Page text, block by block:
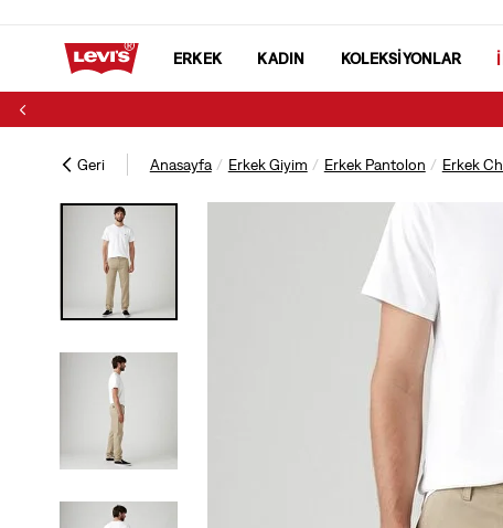
ERKEK KADIN KOLEKSİYONLAR
Geri Anasayfa Erkek Giyim Erkek Pantolon Erkek